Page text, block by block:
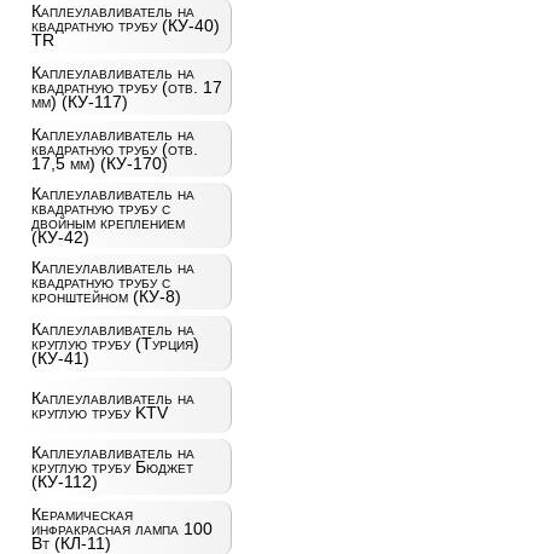
Каплеулавливатель на
квадратную трубу (КУ-40)
TR
Каплеулавливатель на
квадратную трубу (отв. 17
мм) (КУ-117)
Каплеулавливатель на
квадратную трубу (отв.
17,5 мм) (КУ-170)
Каплеулавливатель на
квадратную трубу с
двойным креплением
(КУ-42)
Каплеулавливатель на
квадратную трубу с
кронштейном (КУ-8)
Каплеулавливатель на
круглую трубу (Турция)
(КУ-41)
Каплеулавливатель на
круглую трубу KTV
Каплеулавливатель на
круглую трубу Бюджет
(КУ-112)
Керамическая
инфракрасная лампа 100
Вт (КЛ-11)